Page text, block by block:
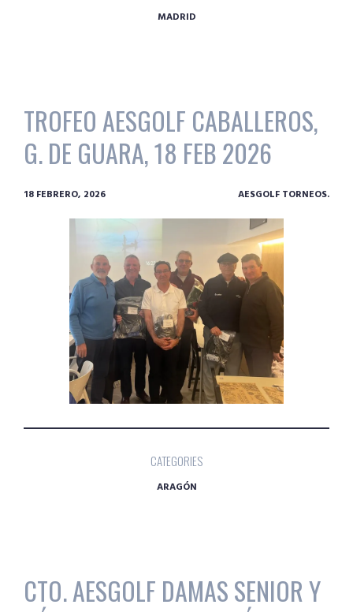
MADRID
TROFEO AESGOLF CABALLEROS,
G. DE GUARA, 18 FEB 2026
18 FEBRERO, 2026 AESGOLF TORNEOS.
CATEGORIES
ARAGÓN
CTO. AESGOLF DAMAS SENIOR Y